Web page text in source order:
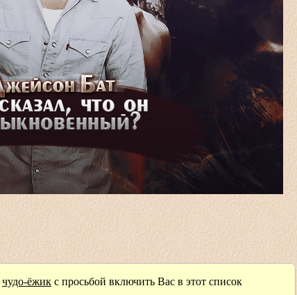
чудо-ёжик с просьбой включить Вас в этот список